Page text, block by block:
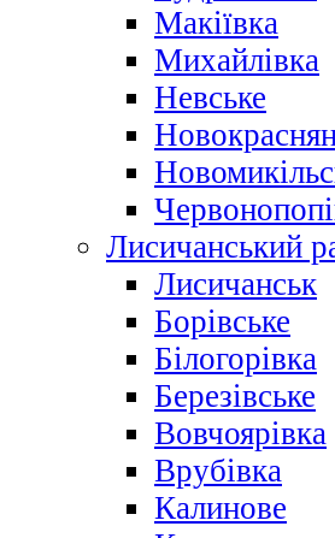
Макіївка
Михайлівка
Невське
Лисичанський
Лисичанськ
Борівське
Білогорівка
Березівське
Вовчоярівка
Врубівка
Калинове